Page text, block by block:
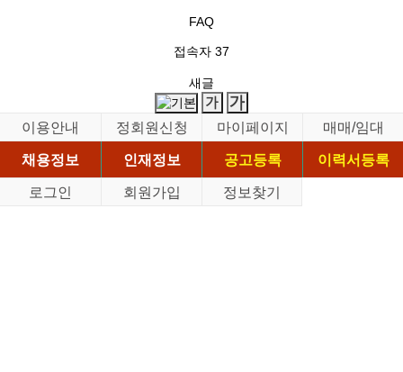
FAQ
접속자 37
새글
이용안내 정회원신청 마이페이지
매매/임대
채용정보
인재정보 공고등록
이력서등록
로그인
회원가입 정보찾기